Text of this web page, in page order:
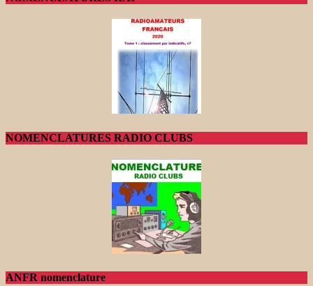
NOMENCLATURES RADIO CLUBS
ANFR nomenclature